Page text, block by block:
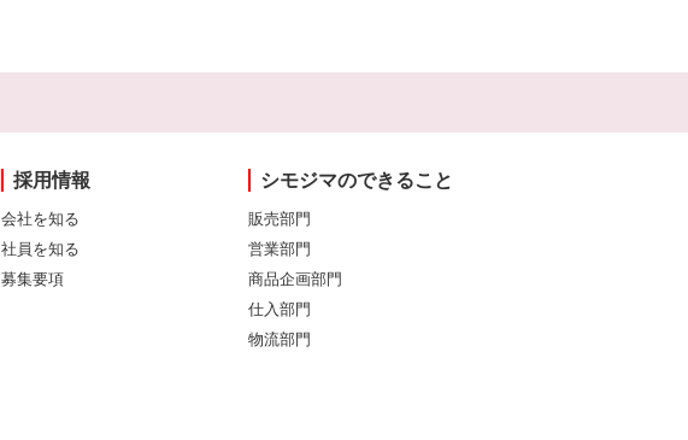
採用情報
会社を知る
社員を知る
募集要項
シモジマのできること
販売部門
営業部門
商品企画部門
仕入部門
物流部門